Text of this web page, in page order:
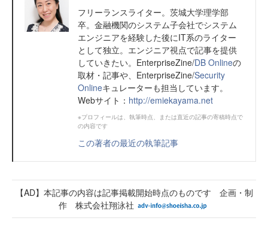
フリーランスライター。茨城大学理学部
卒。金融機関のシステム子会社でシステム
エンジニアを経験した後にIT系のライター
として独立。エンジニア視点で記事を提供
していきたい。EnterpriseZine/DB Onlineの
取材・記事や、EnterpriseZine/Security
Onlineキュレーターも担当しています。
Webサイト： http://emiekayama.net
※プロフィールは、執筆時点、または直近の記事の寄稿時点で
の内容です
この著者の最近の執筆記事
【AD】本記事の内容は記事掲載開始時点のものです 企画・制
作 株式会社翔泳社